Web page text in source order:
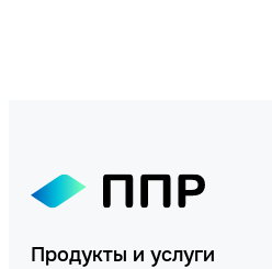
Продукты и услуги